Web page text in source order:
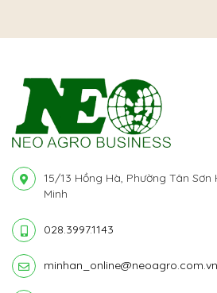
15/13 Hồng Hà, Phường Tân
Minh
028.3997.1143
minhan_online@neoagro.com.vn